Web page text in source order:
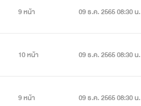
9 หน้า 09 ธ.ค. 2565 08:30 น.
10 หน้า 09 ธ.ค. 2565 08:30 น.
9 หน้า 09 ธ.ค. 2565 08:30 น.